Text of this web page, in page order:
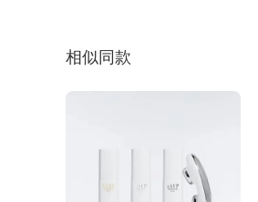
相似同款